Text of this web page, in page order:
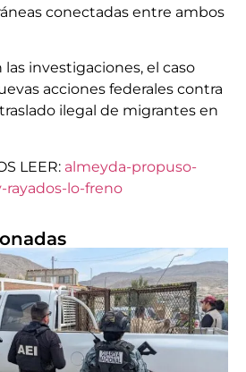
conectadas entre ambos
investigaciones, el caso
acciones federales contra
ilegal de migrantes en
LEER: almeyda-propuso-
rayados-lo-freno